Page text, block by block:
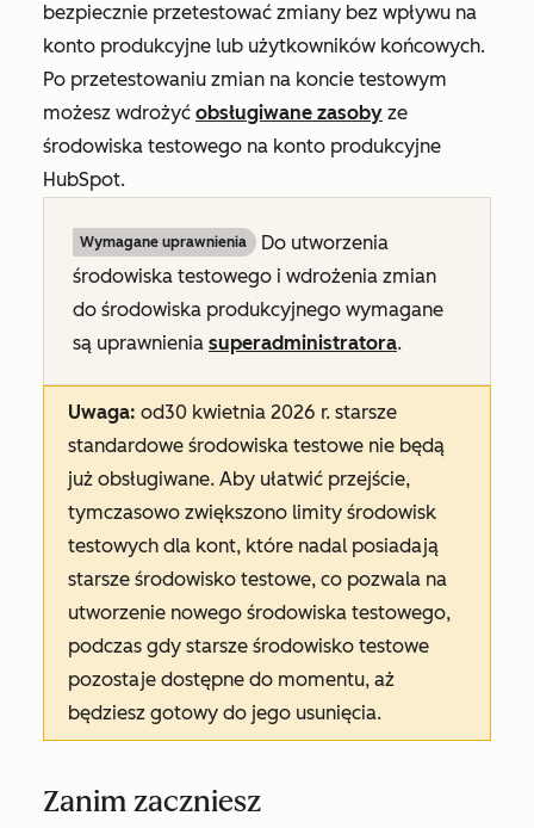
bezpiecznie przetestować zmiany bez wpływu na
konto produkcyjne lub użytkowników końcowych.
Po przetestowaniu zmian na koncie testowym
możesz wdrożyć obsługiwane zasoby ze
środowiska testowego na konto produkcyjne
HubSpot.
Wymagane uprawnienia
Do utworzenia
środowiska testowego i wdrożenia zmian
do środowiska produkcyjnego wymagane
są uprawnienia superadministratora.
Uwaga: od30 kwietnia 2026 r. starsze
standardowe środowiska testowe nie będą
już obsługiwane. Aby ułatwić przejście,
tymczasowo zwiększono limity środowisk
testowych dla kont, które nadal posiadają
starsze środowisko testowe, co pozwala na
utworzenie nowego środowiska testowego,
podczas gdy starsze środowisko testowe
pozostaje dostępne do momentu, aż
będziesz gotowy do jego usunięcia.
Zanim zaczniesz